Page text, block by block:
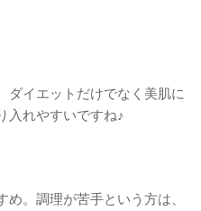
ダイエットだけでなく美肌に
入れやすいですね♪
。調理が苦手という方は、